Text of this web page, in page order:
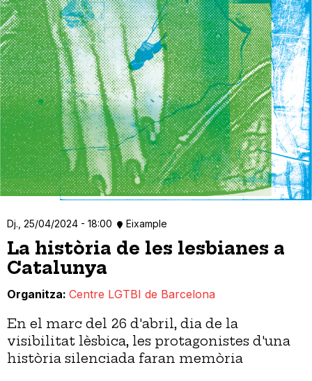
Dj., 25/04/2024 - 18:00 Eixample
La història de les lesbianes a
Catalunya
Organitza Centre LGTBI de Barcelona
En el marc del 26 d'abril, dia de la
visibilitat lèsbica, les protagonistes d'una
història silenciada faran memòria